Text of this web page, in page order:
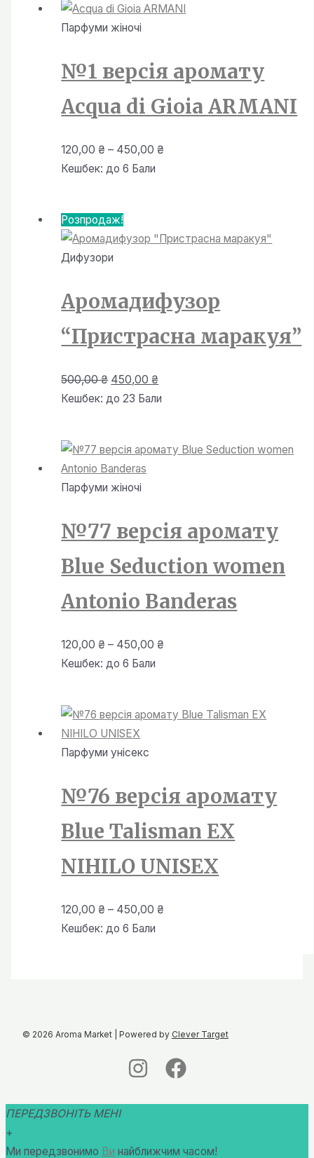
Парфуми жiночi
№1 версія аромату
Acqua di Gioia ARMANI
120,00₴ – 450,00₴
450,00 ₴
Кешбек: до 6 Бали
Розпродаж!
Дифузори
Аромадифузор
“Пристрасна маракуя”
500,00₴ Оригінальна
ціна:
450,00₴
ціна:
Кешбек: до 23 Бали
Парфуми жiночi
№77 версія аромату
Blue Seduction women
Antonio Banderas
120,00₴ – 450,00₴
до
Кешбек: до 6 Бали
Парфуми унiсекс
№76 версія аромату
Blue Talisman EX
NIHILO UNISEX
120,00₴ – 450,00₴
Кешбек: до 6 Бали
© 2026 Aroma Market | Powered by Clever Target
ПЕРЕДЗВОНІТЬ МЕНІ
+
Ми передзвонимо Ви найближчим часом!